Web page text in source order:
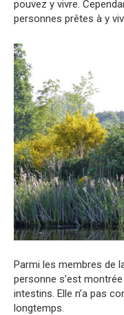
pouvez y vivre.
personnes prêtes à y
Parmi les membres de
personne s’est
intestins. Elle n’a pas
longtemps.